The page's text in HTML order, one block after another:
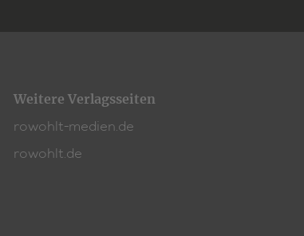
Weitere Verlagsseiten
rowohlt-medien.de
rowohlt.de